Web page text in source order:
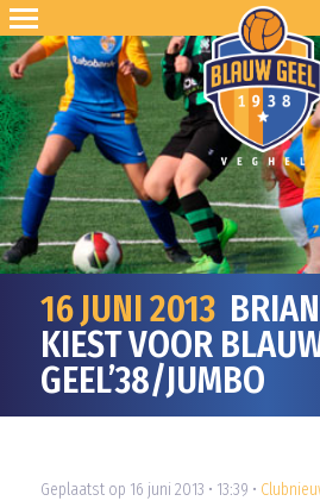
16 JUNI 2013BRIAN
KIEST VOOR
GEEL’38/JUMBO
Geplaatst op 16 juni 2013 • 13:39 •